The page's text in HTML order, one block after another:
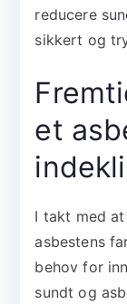
reducere
sikkert og
et
I takt med
asbestens
behov for
sundt og